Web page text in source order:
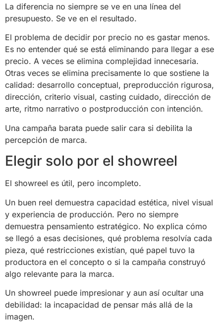
La diferencia no siempre se ve en una línea del
presupuesto. Se ve en el resultado.
El problema de decidir por precio no es gastar menos.
Es no entender qué se está eliminando para llegar a ese
precio. A veces se elimina complejidad innecesaria.
Otras veces se elimina precisamente lo que sostiene la
calidad: desarrollo conceptual, preproducción rigurosa,
dirección, criterio visual, casting cuidado, dirección de
arte, ritmo narrativo o postproducción con intención.
Una campaña barata puede salir cara si debilita la
percepción de marca.
Elegir solo por el showreel
El showreel es útil, pero incompleto.
Un buen reel demuestra capacidad estética, nivel visual
y experiencia de producción. Pero no siempre
demuestra pensamiento estratégico. No explica cómo
se llegó a esas decisiones, qué problema resolvía cada
pieza, qué restricciones existían, qué papel tuvo la
productora en el concepto o si la campaña construyó
algo relevante para la marca.
Un showreel puede impresionar y aun así ocultar una
debilidad: la incapacidad de pensar más allá de la
imagen.